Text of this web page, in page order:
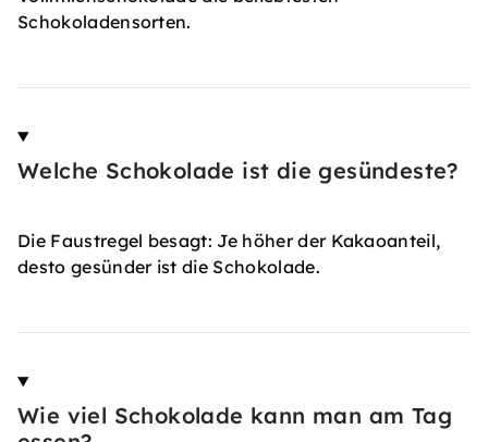
Schokoladensorten.
Welche Schokolade ist die gesündeste?
Die Faustregel besagt: Je höher der Kakaoanteil,
desto gesünder ist die Schokolade.
Wie viel Schokolade kann man am Tag